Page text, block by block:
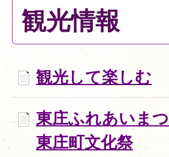
観光情報
観光して楽しむ
東庄ふれあいまつ
東庄町文化祭